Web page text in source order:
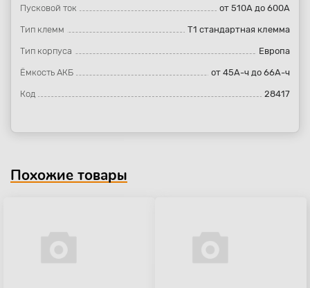
Пусковой ток от 510А до 600А
Тип клемм T1 стандартная клемма
Тип корпуса Европа
Ёмкость АКБ от 45А-ч до 66А-ч
Код 28417
Похожие товары